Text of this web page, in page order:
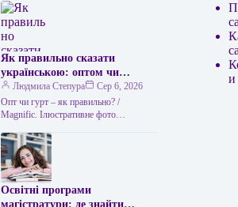
Як правильно сказати
українською: оптом чи
гуртом
Людмила Степура
Сер 6, 2026
Опт чи гурт – як правильно? /
Мagnific. Ілюстративне фото
часто пропонує два рівнозначні слова,
…
Освітні програми
магістратури: де знайти
и